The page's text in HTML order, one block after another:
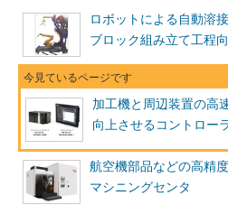
ロボットによる自動溶
ブロック組み立て工程
加工機と周辺装置の高
向上させるコントロー
航空機部品などの高精
マシニングセンタ